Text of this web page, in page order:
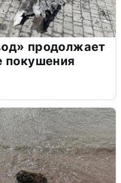
продолжает
покушения